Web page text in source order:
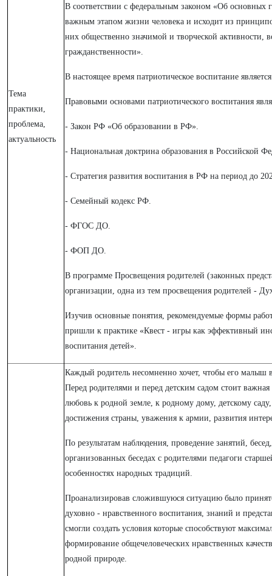
Тема
практики,
проблема,
актуальность
В соответствии с федеральным законом «Об основных
важным этапом жизни человека и исходит из
них общественно значимой и творческой активности,
гражданственности».
В настоящее время патриотическое воспитание
Правовыми основами патриотического воспитания
- Закон РФ «Об образовании в РФ».
- Национальная доктрина образования в Российской
- Стратегия развития воспитания в РФ на период до
- Семейный кодекс РФ.
- ФГОС ДО.
- ФОП ДО.
В программе Просвещения родителей (законных
организации, одна из тем просвещения родителей -
Изучив основные понятия, рекомендуемые формы
пришли к практике «Квест - игры как эффективный
воспитания детей».
Каждый родитель несомненно хочет, чтобы его
Перед родителями и перед детским садом стоит
любовь к родной земле, к родному дому, детскому
достижения страны, уважения к армии, развития
По результатам наблюдения, проведение занятий,
организованных беседах с родителями педагоги
особенностях народных традиций.
Проанализировав сложившуюся ситуацию было
духовно - нравственного воспитания, знаний и
смогли создать условия которые способствуют
формирование общечеловеческих нравственных
родной природе.